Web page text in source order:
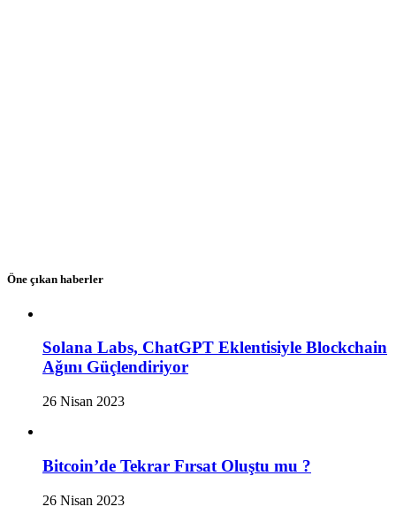
Öne çıkan haberler
Solana Labs, ChatGPT Eklentisiyle Blockchain
Ağını Güçlendiriyor
26 Nisan 2023
Bitcoin’de Tekrar Fırsat Oluştu mu ?
26 Nisan 2023